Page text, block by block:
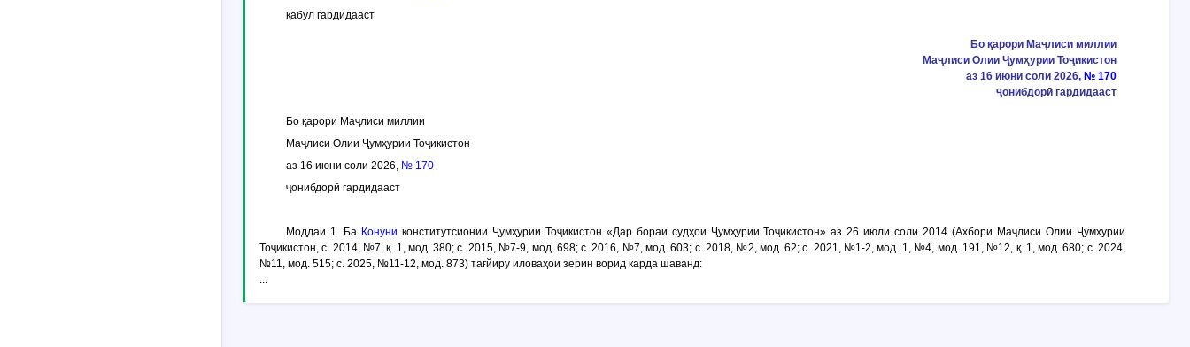
қабул гардидааст
Бо қарори Маҷлиси миллии
Маҷлиси Олии Ҷумҳурии Тоҷикистон
аз 16 июни соли 2026, № 170
ҷонибдорӣ гардидааст
Бо қарори Маҷлиси миллии
Маҷлиси Олии Ҷумҳурии Тоҷикистон
аз 16 июни соли 2026, № 170
ҷонибдорӣ гардидааст
Моддаи 1. Ба Қонуни конститутсионии Ҷумҳурии Тоҷикистон «Дар бораи судҳои Ҷумҳурии Тоҷикистон» аз 26 июли соли 2014 (Ахбори Маҷлиси Олии Ҷумҳурии
Тоҷикистон, с. 2014, №7, қ. 1, мод. 380; с. 2015, №7-9, мод. 698; с. 2016, №7, мод. 603; с. 2018, №2, мод. 62; с. 2021, №1-2, мод. 1, №4, мод. 191, №12, қ. 1, мод. 680; с. 2024,
№11, мод. 515; с. 2025, №11-12, мод. 873) тағйиру иловаҳои зерин ворид карда шаванд:
...